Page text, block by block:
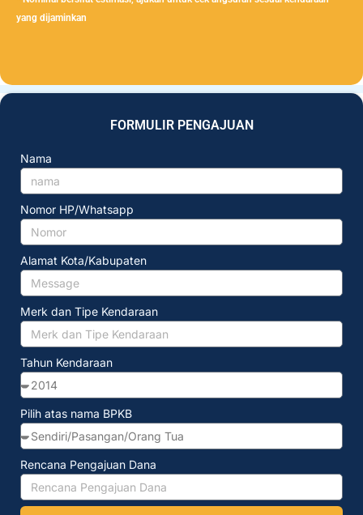
yang dijaminkan
FORMULIR PENGAJUAN
Nama
Nomor HP/Whatsapp
Alamat Kota/Kabupaten
Merk dan Tipe Kendaraan
Tahun Kendaraan
Pilih atas nama BPKB
Rencana Pengajuan Dana